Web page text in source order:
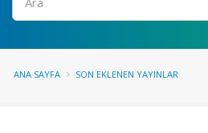
ANA SAYFA SON EKLENEN YAYINLAR